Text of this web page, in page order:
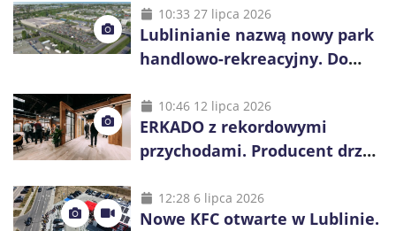
10:33 27 lipca 2026
Lublinianie nazwą nowy park
handlowo-rekreacyjny. Do
10:46 12 lipca 2026
ERKADO z rekordowymi
przychodami. Producent drzwi
inwestycje
12:28 6 lipca 2026
Nowe KFC otwarte w Lublinie.